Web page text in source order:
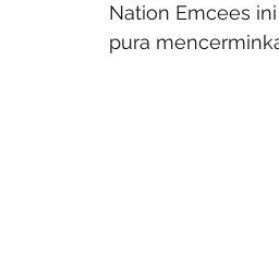
Nation Emcees
pura